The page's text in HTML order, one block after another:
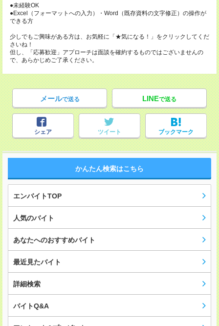
●未経験OK
●Excel（フォーマットへの入力）・Word（既存資料の文字修正）の操作が
できる方
少しでもご興味がある方は、お気軽に「★気になる！」をクリックしてくだ
さいね！
但し、「応募歓迎」アプローチは面談を確約するものではございませんの
で、あらかじめご了承ください。
メールで送る LINEで送る
シェア ツイート ブックマーク
かんたん検索はこちら
エンバイトTOP
人気のバイト
あなたへのおすすめバイト
最近見たバイト
詳細検索
バイトQ&A